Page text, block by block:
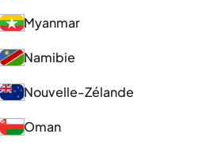
Myanmar
Namibie
Nouvelle-Zélande
Oman